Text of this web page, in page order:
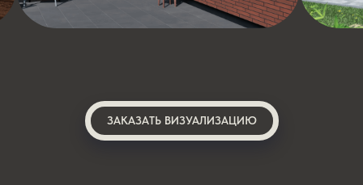
ЗАКАЗАТЬ ВИЗУАЛИЗАЦИЮ